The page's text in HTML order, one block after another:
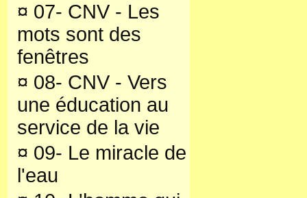
¤ 07- CNV - Les
mots sont des
fenêtres
¤ 08- CNV - Vers
une éducation au
service de la vie
¤ 09- Le miracle de
l'eau